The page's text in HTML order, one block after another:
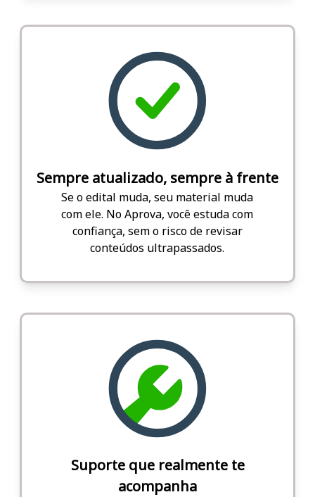
Sempre atualizado, sempre à frente
Se o edital muda, seu material muda
com ele. No Aprova, você estuda com
confiança, sem o risco de revisar
conteúdos ultrapassados.
Suporte que realmente te
acompanha